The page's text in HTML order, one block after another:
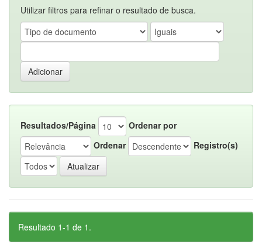
Utilizar filtros para refinar o resultado de busca.
Resultados/Página
Ordenar por
Ordenar
Registro(s)
Resultado 1-1 de 1.